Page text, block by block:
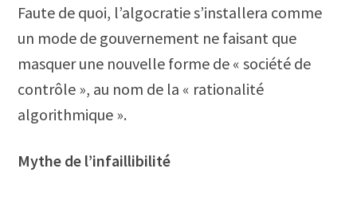
Faute de quoi, l’algocratie s’installera comme
un mode de gouvernement ne faisant que
masquer une nouvelle forme de « société de
contrôle », au nom de la « rationalité
algorithmique ».
Mythe de l’infaillibilité